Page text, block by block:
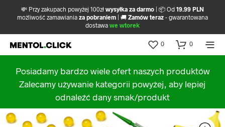
💸 Przy zakupach powyżej 100zł wysyłka za darmo | 📦 Od 19.99 PLN
możliwość zamawiania za pobraniem | 🚚 Zamów teraz - gwarantowana
dostawa we wtorek
0 0
Posiadamy bardzo wiele ofert naszych produktów
Zalecamy używanie kategorii powyżej, aby lepiej
odnaleźć dany smak/produkt